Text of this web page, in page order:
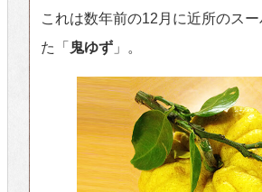
これは数年前の12月に近所のス
た「 鬼ゆず 」。